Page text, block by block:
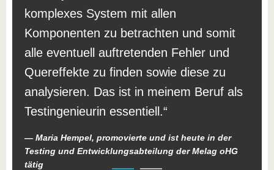
komplexes System mit allen
Komponenten zu betrachten und somit
alle eventuell auftretenden Fehler und
Quereffekte zu finden sowie diese zu
analysieren. Das ist in meinem Beruf als
Testingenieurin essentiell.
Maria Hempel, promovierte und ist heute in der
Testing und Entwicklungsabteilung der Melag oHG
tätig